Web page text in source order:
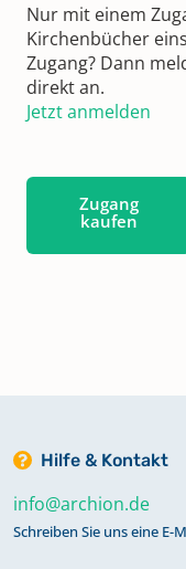
Nur mit einem
Kirchenbücher
Zugang? Dann
direkt an.
Jetzt anmelden
Zugang
kaufen
Hilfe & Kontakt
info@archion.de
Schreiben Sie uns eine E-